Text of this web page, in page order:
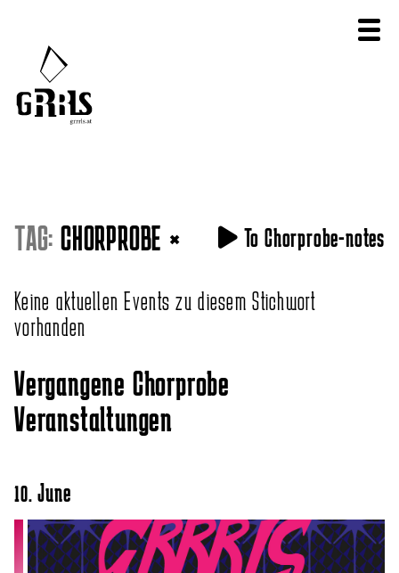
TAG: CHORPROBE × To Chorprobe-notes
Keine aktuellen Events zu diesem Stichwort
vorhanden
Vergangene Chorprobe
Veranstaltungen
10. June